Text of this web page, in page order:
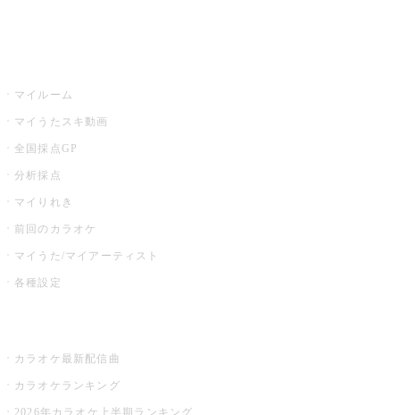
マイルーム
マイうたスキ動画
全国採点GP
分析採点
マイりれき
前回のカラオケ
マイうた/マイアーティスト
各種設定
カラオケ最新配信曲
カラオケランキング
2026年カラオケ上半期ランキング